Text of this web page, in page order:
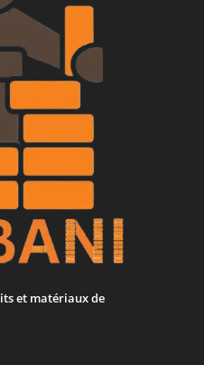
et matériaux de